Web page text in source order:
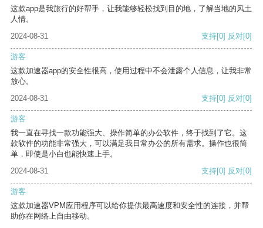
这款app是我旅行的好帮手，让我能够轻松找到目的地，了解当地的风土
人情。
2024-08-31
支持[0] 反对[0]
游客
这款加速器app的安全性很高，使用过程中不会泄露个人信息，让我非常
放心。
2024-08-31
支持[0] 反对[0]
游客
我一直在寻找一款功能强大、操作简单的办公软件，终于找到了它。这
款软件的功能非常强大，可以满足我日常办公的所有需求。操作也很简
单，即使是小白也能快速上手。
2024-08-31
支持[0] 反对[0]
游客
这款加速器VPM应用程序可以给你提供最高速度和安全性的连接，并帮
助你在网络上自由移动。